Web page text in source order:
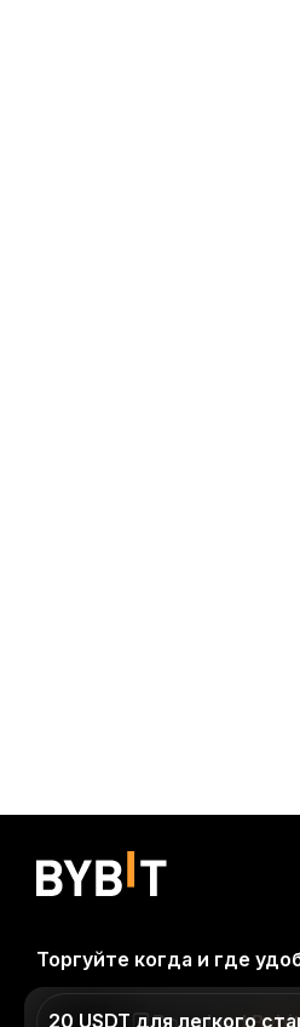
Торгуйте когда и где
Download
20 USDT для легкого